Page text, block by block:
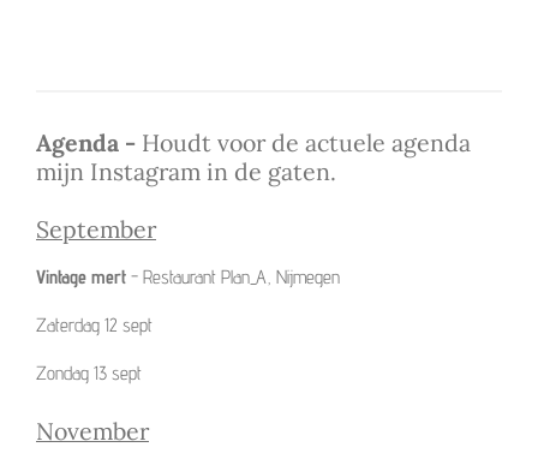
Agenda - Houdt voor de actuele agenda
mijn Instagram in de gaten.
September
Vintage mert - Restaurant Plan_A, Nijmegen
Zaterdag 12 sept
Zondag 13 sept
November